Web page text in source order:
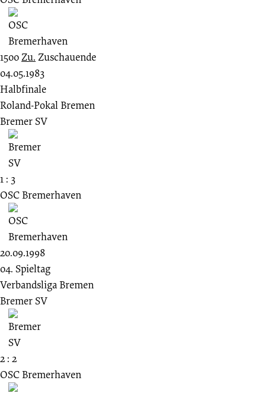
1500 Zu. Zuschauende
04.05.1983
Halbfinale
Roland-Pokal Bremen
Bremer SV
1 : 3
OSC Bremerhaven
20.09.1998
04. Spieltag
Verbandsliga Bremen
Bremer SV
2 : 2
OSC Bremerhaven